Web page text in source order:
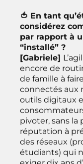
🍅 En tant
considérez
par rapport à
“installé” ?
[Gabriele]
encore de
de famille à
connectés aux
outils digitaux
pivoter, sans la
réputation à
des réseaux
étudiants) qui